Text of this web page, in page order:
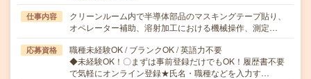
仕事内容
クリーンルーム内で半導体部品のマスキングテープ貼り、
オペレーター補助、溶射加工における機械操作、測定…
応募資格
職種未経験OK / ブランクOK / 英語力不要
◆未経験OK！〇まずは事前登録だけでもOK！履歴書不要
で気軽にオンライン登録★氏名・職種などを入力す…